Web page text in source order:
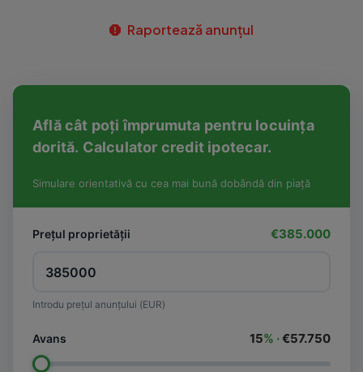
Raportează anunțul
Află cât poți împrumuta pentru locuința
dorită. Calculator credit ipotecar.
Simulare orientativă cu cea mai bună dobândă din piață
Prețul proprietății €385.000
Introdu prețul anunțului (EUR)
Avans 15% ·€57.750